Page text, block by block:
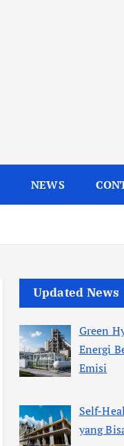
NEWS
Updated News
Green
Energi
Emisi
Self-
yang